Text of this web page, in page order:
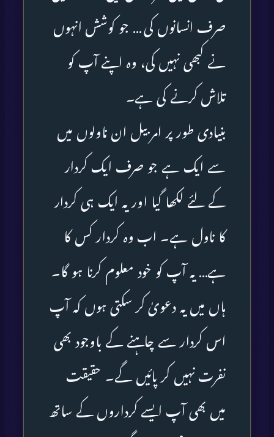
صرف انسانوں کی … جو کوشش انہوں
نے کبھی نہیں کی، وہ اپنے آپ کو
تلاش کرنے کی ہے۔
بنیادی طور پر امربیل ان ناولوں میں
سے ایک ہے جو صرف ایک کردار
کے لئے لکھا گیا اور یہ ایک ہی کردار
کا ناول ہے۔ اب وہ کردار کس کا
ہے… یہ آپ کو خود معلوم کرنا ہو گا۔
ہاں میں یہ دعویٰ کر سکتی ہوں کہ آپ
اس کردار سے چاہنے کے باوجود بھی
نفرت نہیں کر پائیں گے۔ حقیقت
میں بھی آپ ایسے کرداروں کے ساتھ